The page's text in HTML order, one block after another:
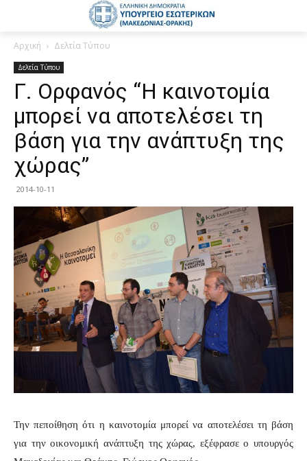
Αρχική Δελτία Τύπου
Δελτία Τύπου
Γ. Ορφανός “Η καινοτομία
μπορεί να αποτελέσει τη
βάση για την ανάπτυξη της
χώρας”
2014-10-11
Την πεποίθηση ότι η καινοτομία μπορεί να αποτελέσει τη βάση
για την οικονομική ανάπτυξη της χώρας, εξέφρασε ο υπουργός